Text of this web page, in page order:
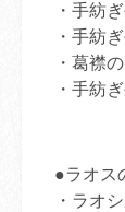
・手紡
・手紡
・葛襟
・手紡
●ラオス
・ラオ